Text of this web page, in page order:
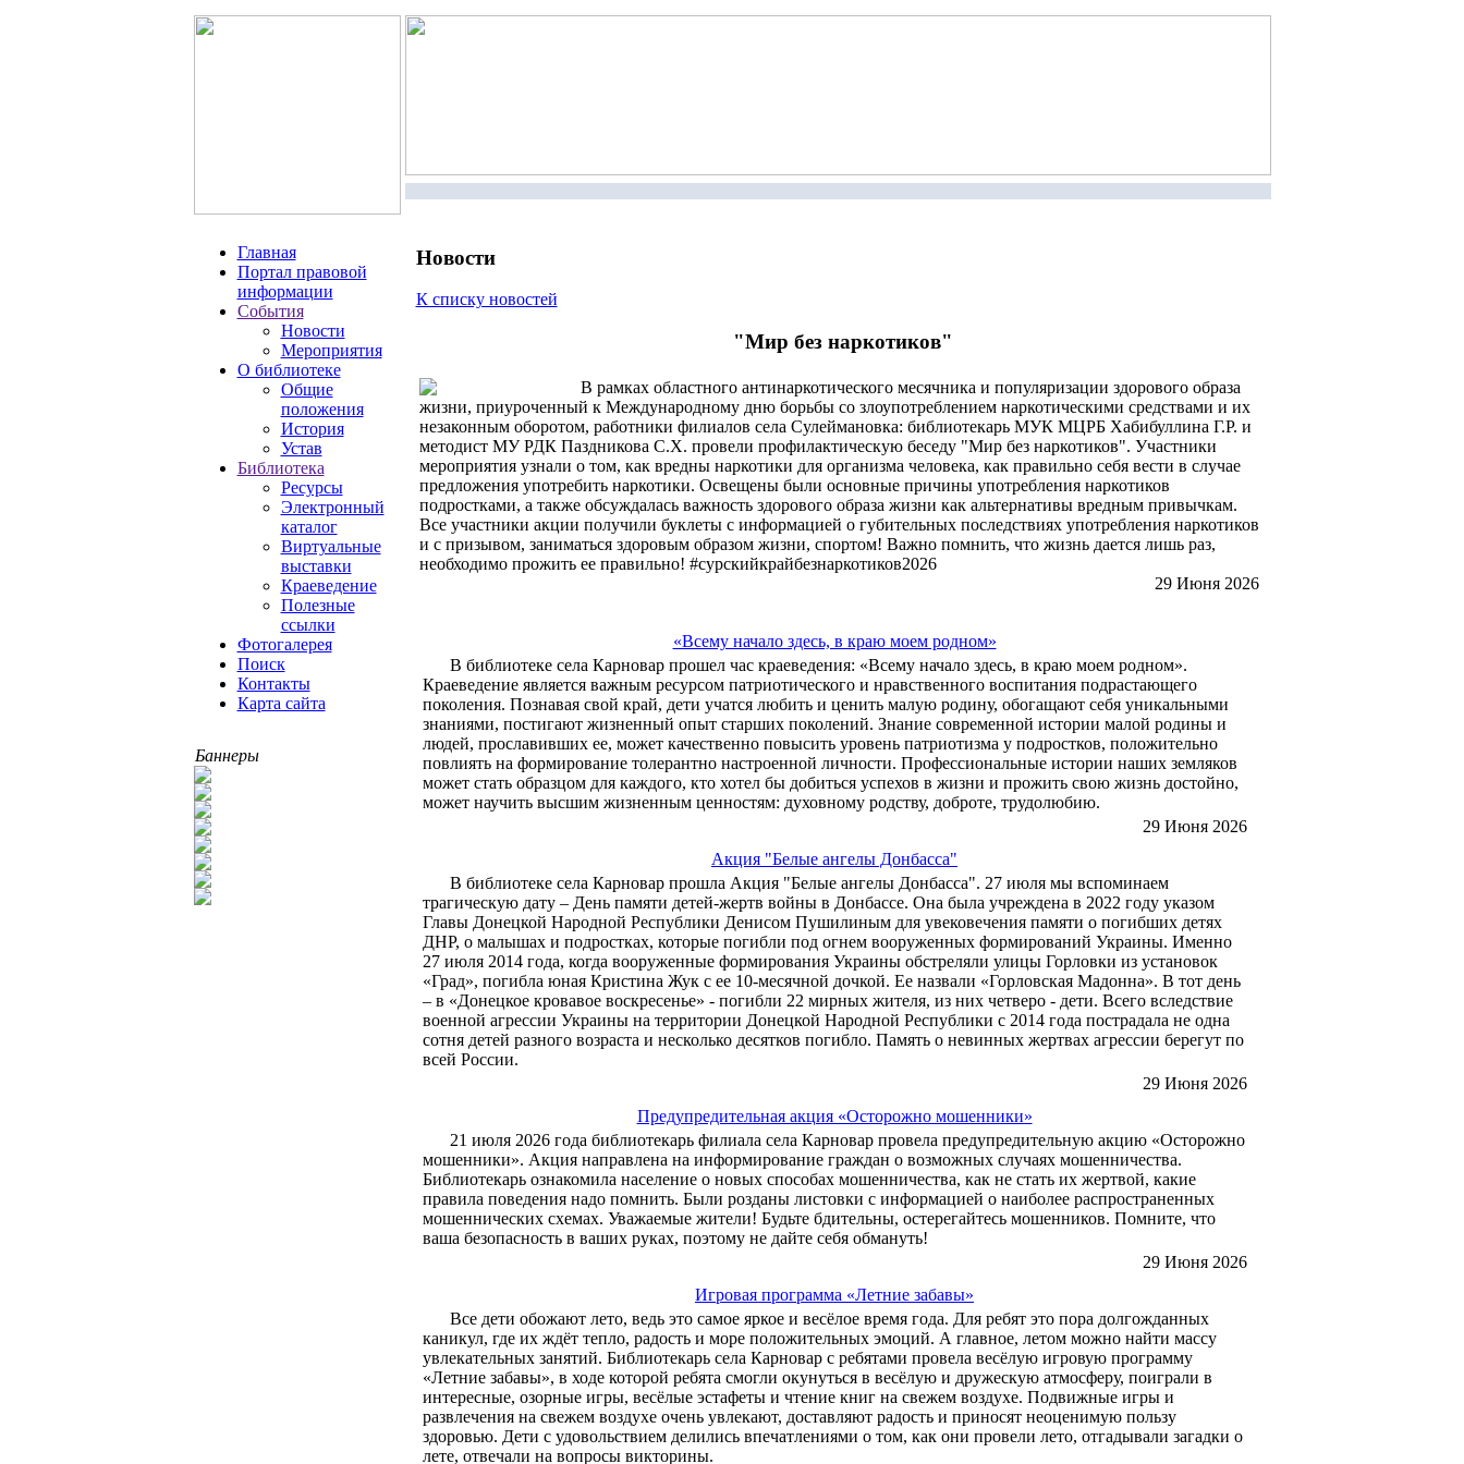
Главная
Портал правовой
информации
События
Новости
Мероприятия
О библиотеке
Общие
положения
История
Устав
Библиотека
Ресурсы
Электронный
каталог
Виртуальные
выставки
Краеведение
Полезные
ссылки
Фотогалерея
Поиск
Контакты
Карта сайта
Баннеры
Новости
К списку новостей
"Мир без наркотиков"
В рамках областного антинаркотического месячника и популяризации здорового образа
жизни, приуроченный к Международному дню борьбы со злоупотреблением наркотическими средствами и их
незаконным оборотом, работники филиалов села Сулеймановка: библиотекарь МУК МЦРБ Хабибуллина Г.Р. и
методист МУ РДК Паздникова С.Х. провели профилактическую беседу "Мир без наркотиков". Участники
мероприятия узнали о том, как вредны наркотики для организма человека, как правильно себя вести в случае
предложения употребить наркотики. Освещены были основные причины употребления наркотиков
подростками, а также обсуждалась важность здорового образа жизни как альтернативы вредным привычкам.
Все участники акции получили буклеты с информацией о губительных последствиях употребления наркотиков
и с призывом, заниматься здоровым образом жизни, спортом! Важно помнить, что жизнь дается лишь раз,
необходимо прожить ее правильно! #сурскийкрайбезнаркотиков2026
29 Июня 2026
«Всему начало здесь, в краю моем родном»
В библиотеке села Карновар прошел час краеведения: «Всему начало здесь, в краю моем родном».
Краеведение является важным ресурсом патриотического и нравственного воспитания подрастающего
поколения. Познавая свой край, дети учатся любить и ценить малую родину, обогащают себя уникальными
знаниями, постигают жизненный опыт старших поколений. Знание современной истории малой родины и
людей, прославивших ее, может качественно повысить уровень патриотизма у подростков, положительно
повлиять на формирование толерантно настроенной личности. Профессиональные истории наших земляков
может стать образцом для каждого, кто хотел бы добиться успехов в жизни и прожить свою жизнь достойно,
может научить высшим жизненным ценностям: духовному родству, доброте, трудолюбию.
29 Июня 2026
Акция "Белые ангелы Донбасса"
В библиотеке села Карновар прошла Акция "Белые ангелы Донбасса". 27 июля мы вспоминаем
трагическую дату – День памяти детей-жертв войны в Донбассе. Она была учреждена в 2022 году указом
Главы Донецкой Народной Республики Денисом Пушилиным для увековечения памяти о погибших детях
ДНР, о малышах и подростках, которые погибли под огнем вооруженных формирований Украины. Именно
27 июля 2014 года, когда вооруженные формирования Украины обстреляли улицы Горловки из установок
«Град», погибла юная Кристина Жук с ее 10-месячной дочкой. Ее назвали «Горловская Мадонна». В тот день
– в «Донецкое кровавое воскресенье» - погибли 22 мирных жителя, из них четверо - дети. Всего вследствие
военной агрессии Украины на территории Донецкой Народной Республики с 2014 года пострадала не одна
сотня детей разного возраста и несколько десятков погибло. Память о невинных жертвах агрессии берегут по
всей России.
29 Июня 2026
Предупредительная акция «Осторожно мошенники»
21 июля 2026 года библиотекарь филиала села Карновар провела предупредительную акцию «Осторожно
мошенники». Акция направлена на информирование граждан о возможных случаях мошенничества.
Библиотекарь ознакомила население о новых способах мошенничества, как не стать их жертвой, какие
правила поведения надо помнить. Были розданы листовки с информацией о наиболее распространенных
мошеннических схемах. Уважаемые жители! Будьте бдительны, остерегайтесь мошенников. Помните, что
ваша безопасность в ваших руках, поэтому не дайте себя обмануть!
29 Июня 2026
Игровая программа «Летние забавы»
Все дети обожают лето, ведь это самое яркое и весёлое время года. Для ребят это пора долгожданных
каникул, где их ждёт тепло, радость и море положительных эмоций. А главное, летом можно найти массу
увлекательных занятий. Библиотекарь села Карновар с ребятами провела весёлую игровую программу
«Летние забавы», в ходе которой ребята смогли окунуться в весёлую и дружескую атмосферу, поиграли в
интересные, озорные игры, весёлые эстафеты и чтение книг на свежем воздухе. Подвижные игры и
развлечения на свежем воздухе очень увлекают, доставляют радость и приносят неоценимую пользу
здоровью. Дети с удовольствием делились впечатлениями о том, как они провели лето, отгадывали загадки о
лете, отвечали на вопросы викторины.